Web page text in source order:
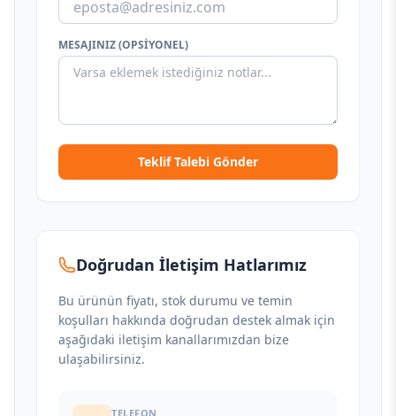
MESAJINIZ (OPSIYONEL)
Teklif Talebi Gönder
Doğrudan İletişim Hatlarımız
Bu ürünün fiyatı, stok durumu ve temin
koşulları hakkında doğrudan destek almak için
aşağıdaki iletişim kanallarımızdan bize
ulaşabilirsiniz.
TELEFON